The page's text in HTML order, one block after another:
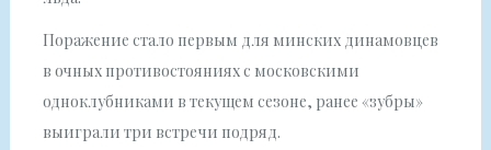
Поражение стало первым для минских динамовцев
в очных противостояниях с московскими
одноклубниками в текущем сезоне, ранее «зубры»
выиграли три встречи подряд.